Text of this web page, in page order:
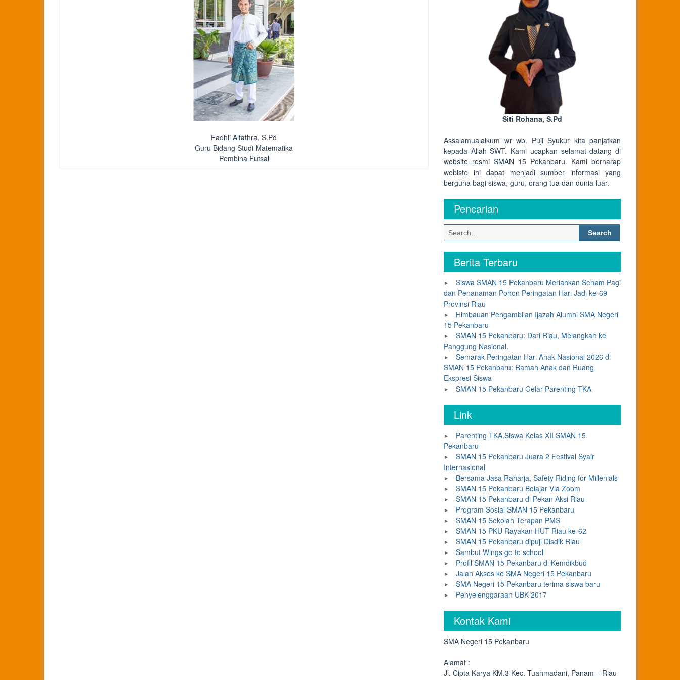
Fadhli Alfathra, S.Pd
Guru Bidang Studi Matematika
Pembina Futsal
Siti Rohana, S.Pd
Assalamualaikum wr wb. Puji Syukur kita panjatkan
kepada Allah SWT. Kami ucapkan selamat datang di
website resmi SMAN 15 Pekanbaru. Kami berharap
webiste ini dapat menjadi sumber informasi yang
berguna bagi siswa, guru, orang tua dan dunia luar.
Pencarian
Search
for:
Berita Terbaru
Siswa SMAN 15 Pekanbaru Meriahkan Senam Pagi
dan Penanaman Pohon Peringatan Hari Jadi ke-69
Provinsi Riau
Himbauan Pengambilan Ijazah Alumni SMA Negeri
15 Pekanbaru
SMAN 15 Pekanbaru: Dari Riau, Melangkah ke
Panggung Nasional.
Semarak Peringatan Hari Anak Nasional 2026 di
SMAN 15 Pekanbaru: Ramah Anak dan Ruang
Ekspresi Siswa
SMAN 15 Pekanbaru Gelar Parenting TKA
Link
Parenting TKA,Siswa Kelas XII SMAN 15
Pekanbaru
SMAN 15 Pekanbaru Juara 2 Festival Syair
Internasional
Bersama Jasa Raharja, Safety Riding for Millenials
SMAN 15 Pekanbaru Belajar Via Zoom
SMAN 15 Pekanbaru di Pekan Aksi Riau
Program Sosial SMAN 15 Pekanbaru
SMAN 15 Sekolah Terapan PMS
SMAN 15 PKU Rayakan HUT Riau ke-62
SMAN 15 Pekanbaru dipuji Disdik Riau
Sambut Wings go to school
Profil SMAN 15 Pekanbaru di Kemdikbud
Jalan Akses ke SMA Negeri 15 Pekanbaru
SMA Negeri 15 Pekanbaru terima siswa baru
Penyelenggaraan UBK 2017
Kontak Kami
SMA Negeri 15 Pekanbaru
Alamat :
Jl. Cipta Karya KM.3 Kec. Tuahmadani, Panam – Riau